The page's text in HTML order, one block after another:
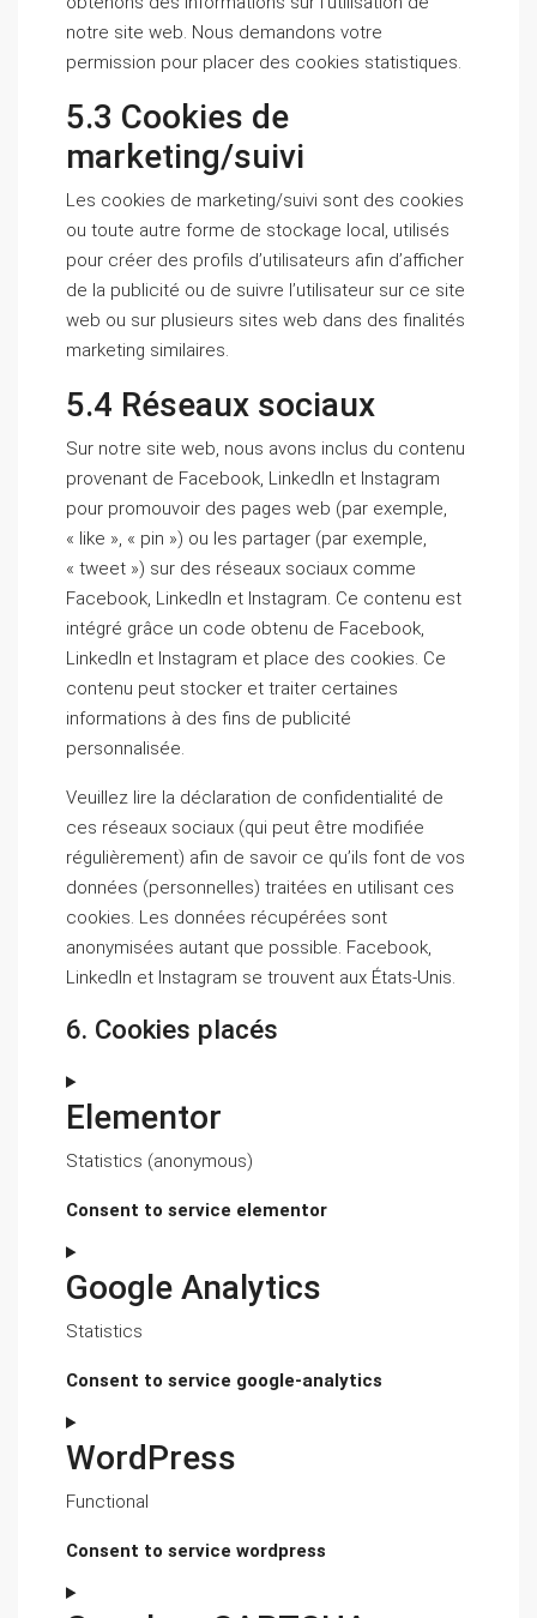
notre site web. Nous demandons votre
permission pour placer des cookies statistiques.
5.3 Cookies de
marketing/suivi
Les cookies de marketing/suivi sont des cookies
ou toute autre forme de stockage local, utilisés
pour créer des profils d’utilisateurs afin d’afficher
de la publicité ou de suivre l’utilisateur sur ce site
web ou sur plusieurs sites web dans des finalités
marketing similaires.
5.4 Réseaux sociaux
Sur notre site web, nous avons inclus du contenu
provenant de Facebook, LinkedIn et Instagram
pour promouvoir des pages web (par exemple,
« like », « pin ») ou les partager (par exemple,
« tweet ») sur des réseaux sociaux comme
Facebook, LinkedIn et Instagram. Ce contenu est
intégré grâce un code obtenu de Facebook,
LinkedIn et Instagram et place des cookies. Ce
contenu peut stocker et traiter certaines
informations à des fins de publicité
personnalisée.
Veuillez lire la déclaration de confidentialité de
ces réseaux sociaux (qui peut être modifiée
régulièrement) afin de savoir ce qu’ils font de vos
données (personnelles) traitées en utilisant ces
cookies. Les données récupérées sont
anonymisées autant que possible. Facebook,
LinkedIn et Instagram se trouvent aux États-Unis.
6. Cookies placés
Elementor
Statistics (anonymous)
Consent to service elementor
Google Analytics
Statistics
Consent to service google-analytics
WordPress
Functional
Consent to service wordpress